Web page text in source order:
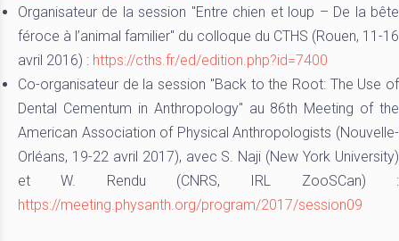
Organisateur de la session "Entre chien et loup – De la bête
féroce à l’animal familier" du colloque du CTHS (Rouen, 11-16
avril 2016) : https://cths.fr/ed/edition.php?id=7400
Co-organisateur de la session "Back to the Root: The Use of
Dental Cementum in Anthropology" au 86th Meeting of the
American Association of Physical Anthropologists (Nouvelle-
Orléans, 19-22 avril 2017), avec S. Naji (New York University)
et W. Rendu (CNRS, IRL ZooSCan) :
https://meeting.physanth.org/program/2017/session09